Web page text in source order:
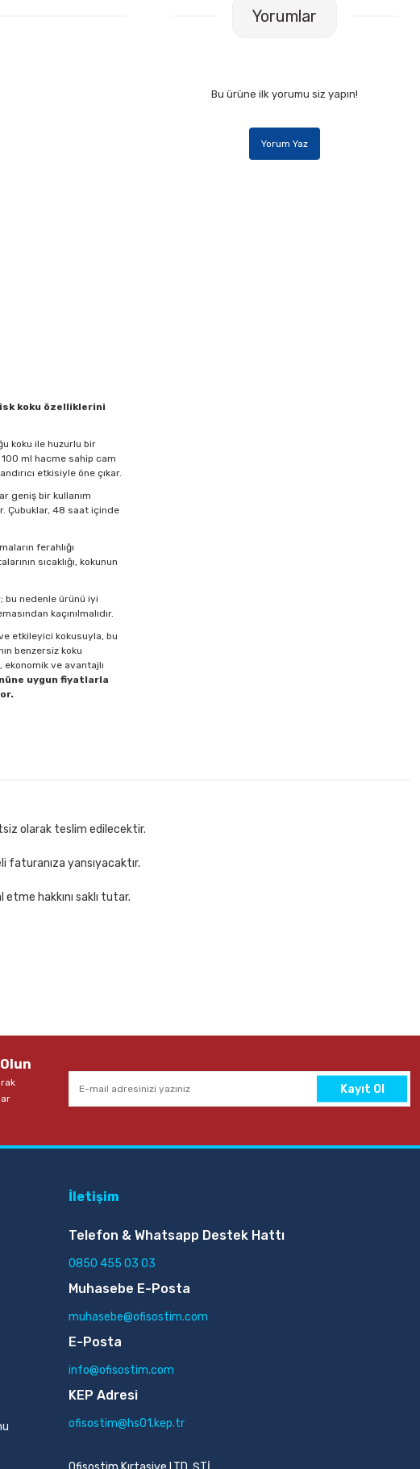
koku özelliklerini
koku ile huzurlu bir
100 ml hacme sahip cam
etkisiyle öne çıkar.
geniş bir kullanım
Çubuklar, 48 saat içinde
ferahlığı
sıcaklığı, kokunun
bu nedenle ürünü iyi
kaçınılmalıdır.
etkileyici kokusuyla, bu
benzersiz koku
ekonomik ve avantajlı
uygun fiyatlarla
Yorumlar
Bu ürüne ilk yorumu siz yapın!
Yorum Yaz
olarak teslim edilecektir.
faturanıza yansıyacaktır.
hakkını saklı tutar.
Kayıt Ol
İletişim
Telefon & Whatsapp Destek Hattı
0850 455 03 03
Muhasebe E-Posta
muhasebe@ofisostim.com
E-Posta
info@ofisostim.com
KEP Adresi
ofisostim@hs01.kep.tr